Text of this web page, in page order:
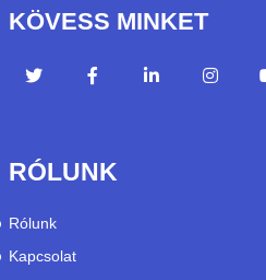
KÖVESS MINKET
RÓLUNK
Rólunk
Kapcsolat